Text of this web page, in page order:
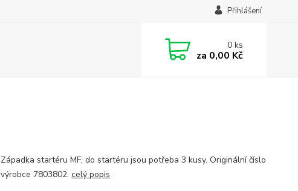
Přihlášení
0ks
za 0,00 Kč
Západka startéru MF, do startéru jsou potřeba 3 kusy. Originální číslo
výrobce 7803802. celý popis